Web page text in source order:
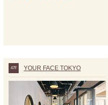
47F YOUR FACE TOKYO